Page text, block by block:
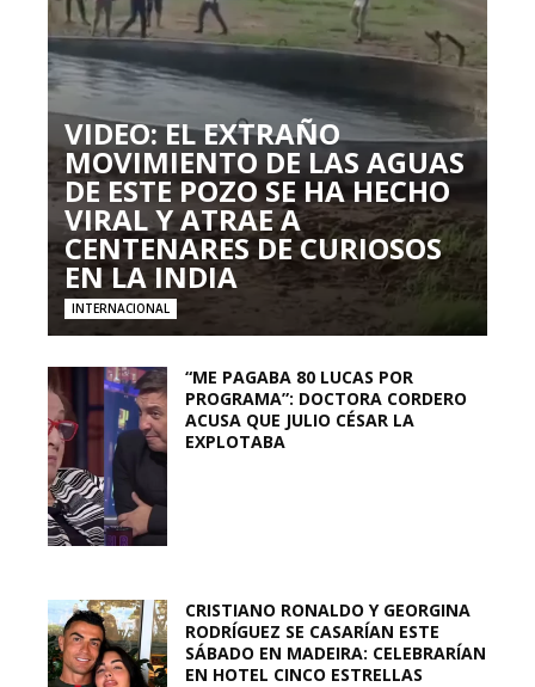
VIDEO: EL EXTRAÑO
MOVIMIENTO DE LAS AGUAS
DE ESTE POZO SE HA HECHO
VIRAL Y ATRAE A
CENTENARES DE CURIOSOS
EN LA INDIA
INTERNACIONAL
“ME PAGABA 80 LUCAS POR
PROGRAMA”: DOCTORA CORDERO
ACUSA QUE JULIO CÉSAR LA
EXPLOTABA
CRISTIANO RONALDO Y GEORGINA
RODRÍGUEZ SE CASARÍAN ESTE
SÁBADO EN MADEIRA: CELEBRARÍAN
EN HOTEL CINCO ESTRELLAS